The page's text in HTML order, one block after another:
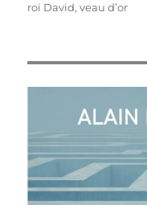
roi David,veau d’or